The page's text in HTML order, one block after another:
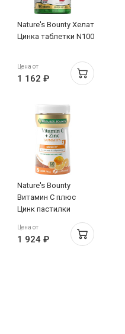
Nature's Bounty Хелат
Цинка таблетки N100
Цена от
1 162 ₽
Nature's Bounty
Витамин С плюс
Цинк пастилки
гаммис N60
Цена от
1 924 ₽